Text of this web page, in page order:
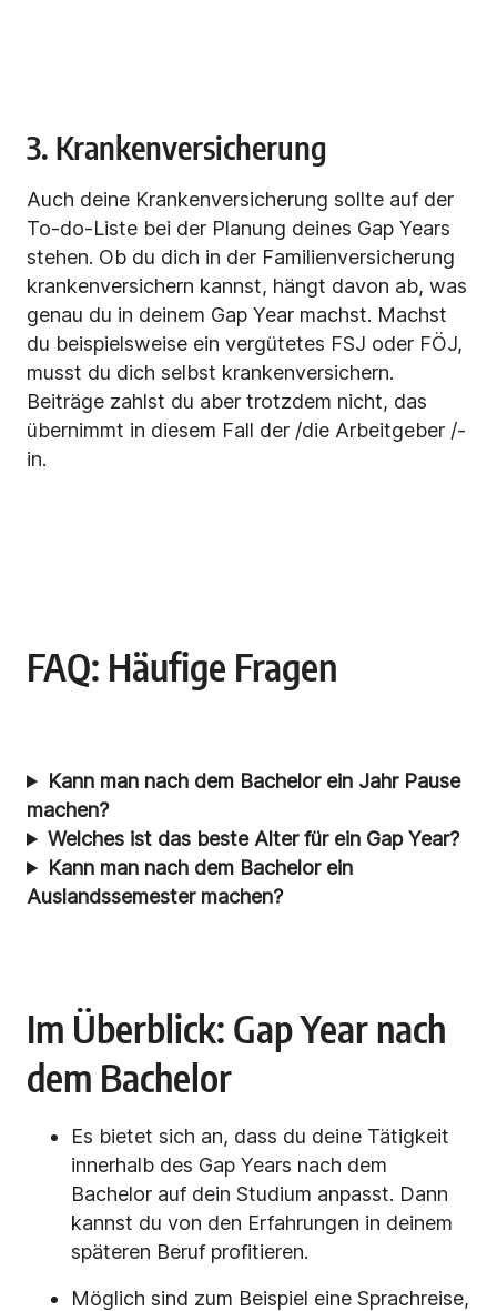
3. Krankenversicherung
Auch deine Krankenversicherung sollte auf der
To-do-Liste bei der Planung deines Gap Years
stehen. Ob du dich in der Familienversicherung
krankenversichern kannst, hängt davon ab, was
genau du in deinem Gap Year machst. Machst
du beispielsweise ein vergütetes FSJ oder FÖJ,
musst du dich selbst krankenversichern.
Beiträge zahlst du aber trotzdem nicht, das
übernimmt in diesem Fall der /die Arbeitgeber /-
in.
FAQ: Häufige Fragen
Kann man nach dem Bachelor ein Jahr Pause
machen?
Welches ist das beste Alter für ein Gap Year?
Kann man nach dem Bachelor ein
Auslandssemester machen?
Im Überblick: Gap Year nach
dem Bachelor
Es bietet sich an, dass du deine Tätigkeit
innerhalb des Gap Years nach dem
Bachelor auf dein Studium anpasst. Dann
kannst du von den Erfahrungen in deinem
späteren Beruf profitieren.
Möglich sind zum Beispiel eine Sprachreise,